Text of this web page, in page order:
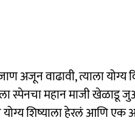
अजून वाढावी, त्याला योग्य
स्पेनचा महान माजी खेळाडू
शिष्याला हेरलं आणि एक